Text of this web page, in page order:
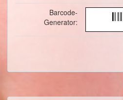
Barcode-
Generator: